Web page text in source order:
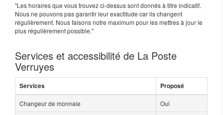
"Les horaires que vous trouvez ci-dessus sont donnés à titre indicatif.
Nous ne pouvons pas garantir leur exactitude car ils changent
régulièrement. Nous faisons notre maximum pour les mettres à jour le
plus régulièrement possible."
Services et accessibilité de La Poste
Verruyes
Services Proposé
Changeur de monnaie
Oui